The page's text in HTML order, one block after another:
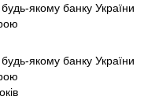
якому банку України
якому банку України